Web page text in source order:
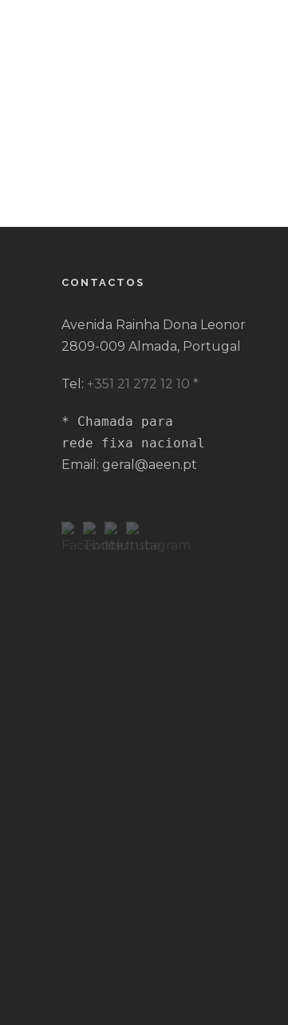
CONTACTOS
Avenida Rainha Dona Leonor
2809-009 Almada, Portugal
Tel: +351 21 272 12 10 *
* Chamada para
rede fixa nacional
Email: geral@aeen.pt